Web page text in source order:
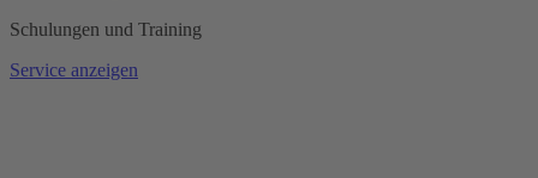
Schulungen und Training
Service anzeigen